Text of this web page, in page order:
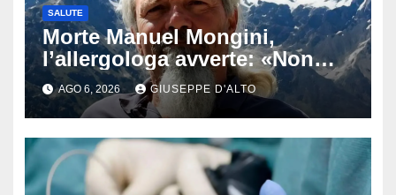
SALUTE
Morte Manuel Mongini,
l’allergologa avverte: «Non
aspettate di sapere se siete
allergici»
AGO 6, 2026 GIUSEPPE D'ALTO